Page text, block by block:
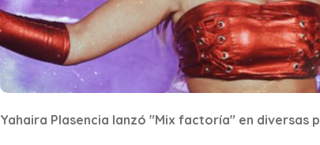
Yahaira Plasencia lanzó "Mix factoría" en diversas